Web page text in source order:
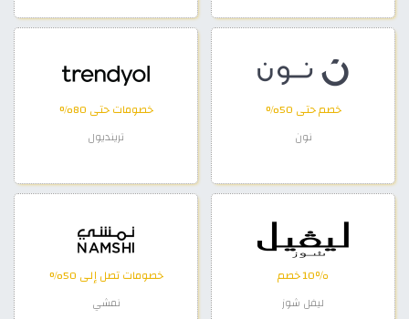
خصم حتى 50%
نون
خصومات حتى 80%
ترينديول
10٪ خصم
ليفل شوز
خصومات تصل إلى 50%
نمشي